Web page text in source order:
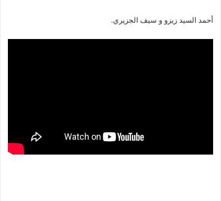
‏أحمد السيد زيزو و سيف الجزيري.